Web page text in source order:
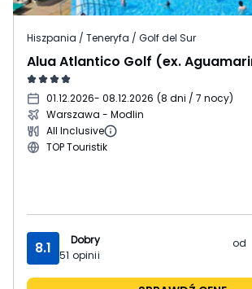
Hiszpania / Teneryfa / Golf del Sur
01.12.2026- 08.12.2026 (8 dni / 7 nocy)
Warszawa - Modlin
All Inclusive
TOP Touristik
8.1
Dobry
51 opinii
od